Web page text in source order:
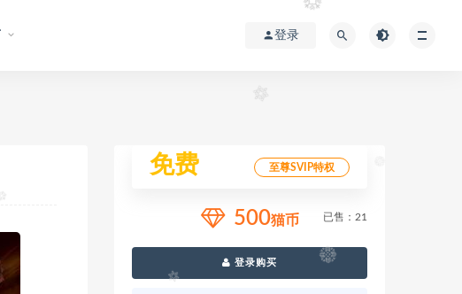
登录
免费 至尊SVIP特权
500猫币 已售：21
登录购买